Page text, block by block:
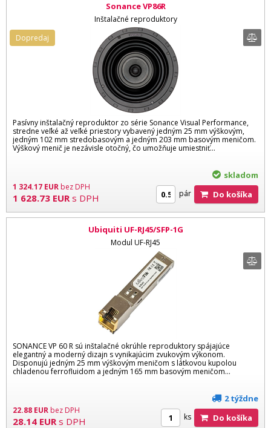
Sonance VP86R
Inštalačné reproduktory
Pasívny inštalačný reproduktor zo série Sonance Visual Performance,
stredne veľké až veľké priestory vybavený jedným 25 mm výškovým,
jedným 102 mm stredobasovým a jedným 203 mm basovým meničom.
Výškový menič je nezávisle otočný, čo umožňuje umiestniť...
1 324.17 EURbez DPH
1 628.73 EUR s DPH
Dopredaj
skladom
pár Do košíka
Ubiquiti UF-RJ45/SFP-1G
Modul UF-RJ45
SONANCE VP 60 R sú inštalačné okrúhle reproduktory spájajúce
elegantný a moderný dizajn s vynikajúcim zvukovým výkonom.
Disponujú jedným 25 mm výškovým meničom s látkovou kupolou
chladenou ferrofluidom a jedným 165 mm basovým meničom...
22.88 EURbez DPH
28.14 EUR s DPH
2 týždne
ks Do košíka